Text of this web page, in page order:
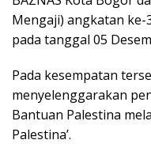
Mengaji) angkatan
pada tanggal 05
Pada kesempatan
menyelenggarakan
Bantuan Palestina
Palestina’.